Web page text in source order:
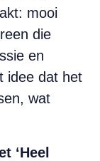
mooi
die
en
idee dat het
wat
‘Heel